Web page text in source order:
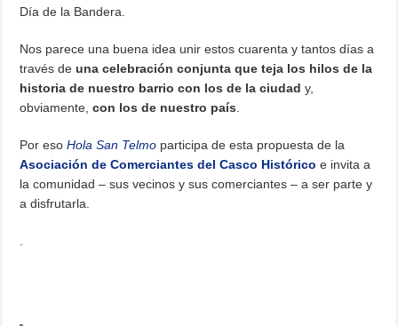
Día de la Bandera.
Nos parece una buena idea unir estos cuarenta y tantos días a
través deuna celebración conjunta que teja los hilos de la
historia de nuestro barrio con los de la ciudad y,
obviamente,con los de nuestro país
Por esoHola San Telmo participa de esta propuesta de la
Asociación de Comerciantes del Casco Histórico e invita a
la comunidad – sus vecinos y sus comerciantes – a ser parte y
a disfrutarla.